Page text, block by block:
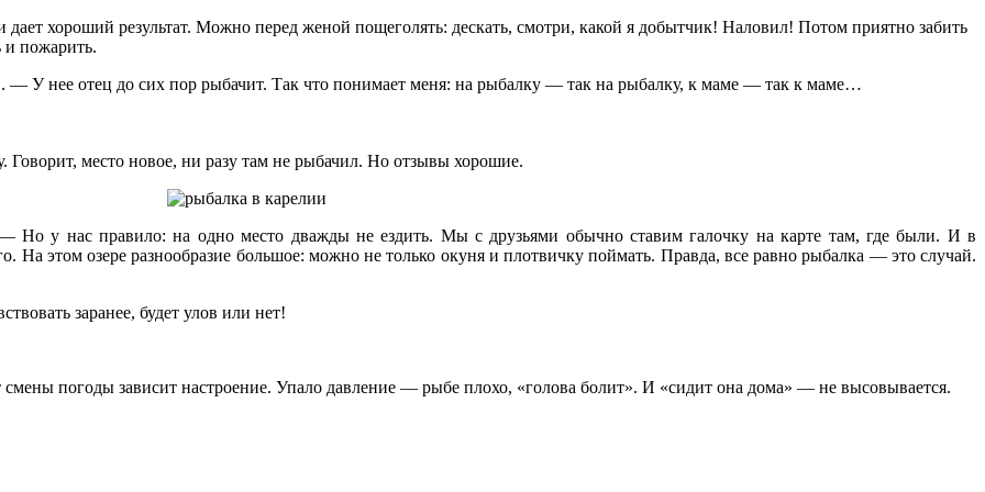
хороший результат. Можно перед женой пощеголять: дескать, смотри, какой я добытчик! Наловил! Потом приятно забить
и пожарить.
У нее отец до сих пор рыбачит. Так что понимает меня: на рыбалку — так на рыбалку, к маме — так к маме…
место новое, ни разу там не рыбачил. Но отзывы хорошие.
у нас правило: на одно место дважды не ездить. Мы с друзьями обычно ставим галочку на карте там, где были. И в
На этом озере разнообразие большое: можно не только окуня и плотвичку поймать. Правда, все равно рыбалка — это случай.
заранее, будет улов или нет!
погоды зависит настроение. Упало давление — рыбе плохо, «голова болит». И «сидит она дома» — не высовывается.